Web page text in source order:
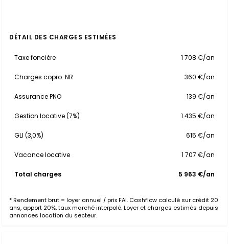
DÉTAIL DES CHARGES ESTIMÉES
Taxe foncière 1 708 €/an
Charges copro. NR 360 €/an
Assurance PNO 139 €/an
Gestion locative (7%) 1 435 €/an
GLI (3,0%) 615 €/an
Vacance locative 1 707 €/an
Total charges 5 963 €/an
* Rendement brut = loyer annuel / prix FAI. Cashflow calculé sur crédit 20
ans, apport 20%, taux marché interpolé. Loyer et charges estimés depuis
annonces location du secteur.